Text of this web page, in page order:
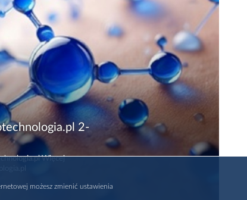
2-
Więcej
możesz zmienić ustawienia